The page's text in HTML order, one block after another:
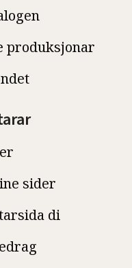
produksjonar
sider
di